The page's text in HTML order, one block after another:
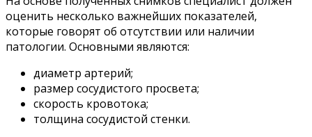
оценить несколько важнейших показателей,
которые говорят об отсутствии или наличии
патологии. Основными являются:
диаметр артерий;
размер сосудистого просвета;
скорость кровотока;
толщина сосудистой стенки.